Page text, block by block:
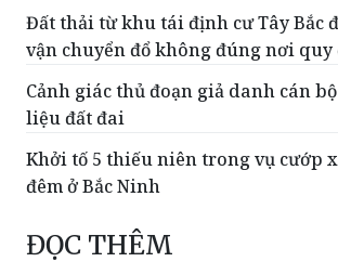
Đất thải từ khu tái định cư Tây Bắc
vận chuyển đổ không đúng nơi
Cảnh giác thủ đoạn giả danh cán
liệu đất đai
Khởi tố 5 thiếu niên trong vụ cướp
đêm ở Bắc Ninh
ĐỌC THÊM